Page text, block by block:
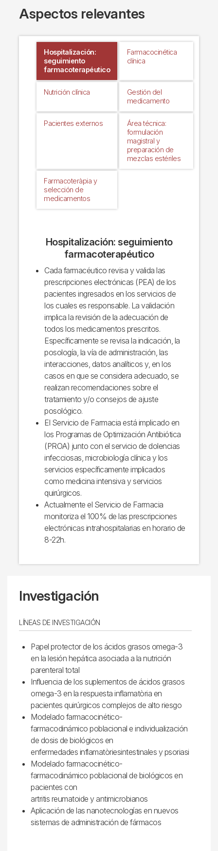
Aspectos relevantes
Hospitalización:
seguimiento
farmacoterapéutico
Farmacocinética
clínica
Nutrición clínica
Gestión del
medicamento
Pacientes externos
Área técnica:
formulación
magistral y
preparación de
mezclas estériles
Farmacoteràpia y
selección de
medicamentos
Hospitalización: seguimiento
farmacoterapéutico
Cada farmacéutico revisa y valida las
prescripciones electrónicas (PEA) de los
pacientes ingresados en los servicios de
los cuales es responsable. La validación
implica la revisión de la adecuación de
todos los medicamentos prescritos.
Específicamente se revisa la indicación, la
posología, la vía de administración, las
interacciones, datos analíticos y, en los
casos en que se considera adecuado, se
realizan recomendaciones sobre el
tratamiento y/o consejos de ajuste
posológico.
El Servicio de Farmacia está implicado en
los Programas de Optimización Antibiótica
(PROA) junto con el servicio de dolencias
infecciosas, microbiología clínica y los
servicios específicamente implicados
como medicina intensiva y servicios
quirúrgicos.
Actualmente el Servicio de Farmacia
monitoriza el 100% de las prescripciones
electrónicas intrahospitalarias en horario de
8-22h.
Investigación
LÍNEAS DE INVESTIGACIÓN
Papel protector de los ácidos grasos omega-3
en la lesión hepática asociada a la nutrición
parenteral total
Influencia de los suplementos de ácidos grasos
omega-3 en la respuesta inflamatòria en
pacientes quirúrgicos complejos de alto riesgo
Modelado farmacocinético-
farmacodinámico poblacional e individualización
de dosis de biológicos en
enfermedades inflamatòriesintestinales y psoriasi
Modelado farmacocinético-
farmacodinámico poblacional de biológicos en
pacientes con
artritis reumatoide y antimicrobianos
Aplicación de las nanotecnologías en nuevos
sistemas de administración de fármacos